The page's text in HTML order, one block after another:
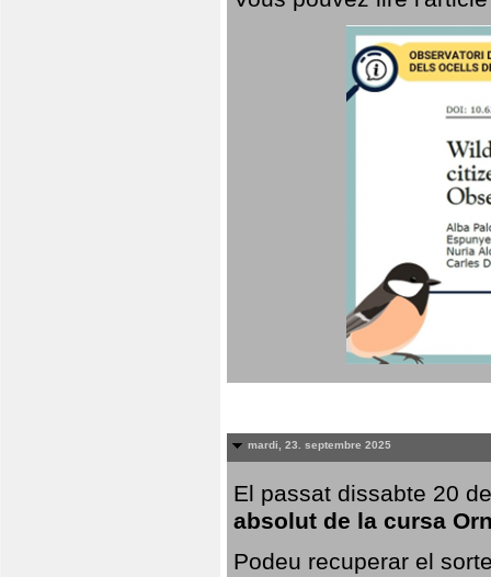
mardi, 23. septembre 2025
El passat dissabte 20
absolut de la cursa
Podeu recuperar el